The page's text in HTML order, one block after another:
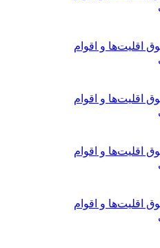
اقلیت‌ها و اقوام
اقلیت‌ها و اقوام
اقلیت‌ها و اقوام
اقلیت‌ها و اقوام